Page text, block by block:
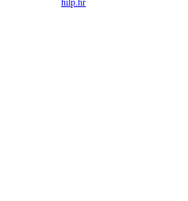
Izvor:hilp.hr